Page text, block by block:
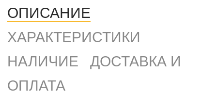
ОПИСАНИЕ
ХАРАКТЕРИСТИКИ
НАЛИЧИЕ
ДОСТАВКА И
ОПЛАТА